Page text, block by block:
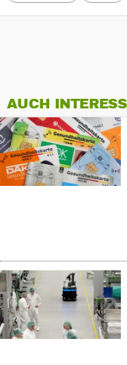
AUCH